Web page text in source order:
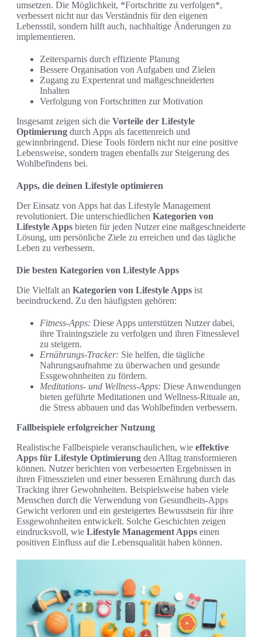
umsetzen. Die Möglichkeit, *Fortschritte zu verfolgen*,
verbessert nicht nur das Verständnis für den eigenen
Lebensstil, sondern hilft auch, nachhaltige Änderungen zu
implementieren.
Zeitersparnis durch effiziente Planung
Bessere Organisation von Aufgaben und Zielen
Zugang zu Expertenrat und maßgeschneiderten
Inhalten
Verfolgung von Fortschritten zur Motivation
Insgesamt zeigen sich die Vorteile der Lifestyle
Optimierung durch Apps als facettenreich und
gewinnbringend. Diese Tools fördern nicht nur eine positive
Lebensweise, sondern tragen ebenfalls zur Steigerung des
Wohlbefindens bei.
Apps, die deinen Lifestyle optimieren
Der Einsatz von Apps hat das Lifestyle Management
revolutioniert. Die unterschiedlichen Kategorien von
Lifestyle Apps bieten für jeden Nutzer eine maßgeschneiderte
Lösung, um persönliche Ziele zu erreichen und das tägliche
Leben zu verbessern.
Die besten Kategorien von Lifestyle Apps
Die Vielfalt an Kategorien von Lifestyle Apps ist
beeindruckend. Zu den häufigsten gehören:
Fitness-Apps: Diese Apps unterstützen Nutzer dabei,
ihre Trainingsziele zu verfolgen und ihren Fitnesslevel
zu steigern.
Ernährungs-Tracker: Sie helfen, die tägliche
Nahrungsaufnahme zu überwachen und gesunde
Essgewohnheiten zu fördern.
Meditations- und Wellness-Apps: Diese Anwendungen
bieten geführte Meditationen und Wellness-Rituale an,
die Stress abbauen und das Wohlbefinden verbessern.
Fallbeispiele erfolgreicher Nutzung
Realistische Fallbeispiele veranschaulichen, wie effektive
Apps für Lifestyle Optimierung den Alltag transformieren
können. Nutzer berichten von verbesserten Ergebnissen in
ihren Fitnesszielen und einer besseren Ernährung durch das
Tracking ihrer Gewohnheiten. Beispielsweise haben viele
Menschen durch die Verwendung von Gesundheits-Apps
Gewicht verloren und ein gesteigertes Bewusstsein für ihre
Essgewohnheiten entwickelt. Solche Geschichten zeigen
eindrucksvoll, wie Lifestyle Management Apps einen
positiven Einfluss auf die Lebensqualität haben können.